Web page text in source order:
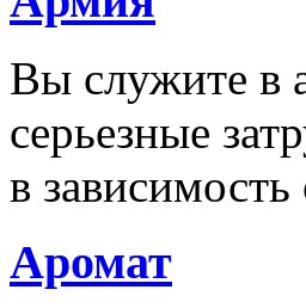
Вы служите в
серьезные
в
Аромат